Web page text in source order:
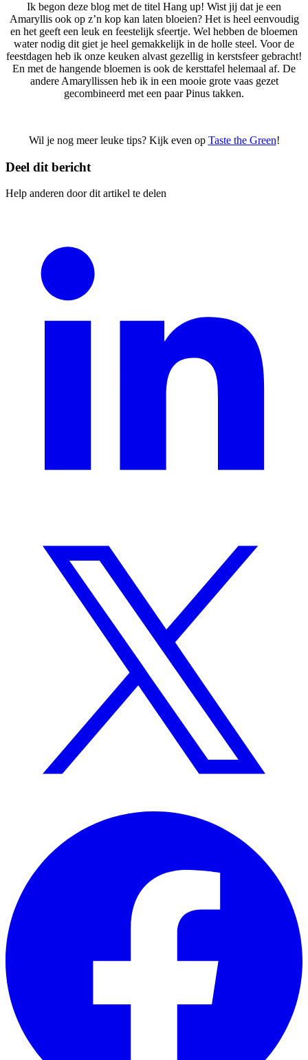
Ik begon deze blog met de titel Hang up! Wist jij dat je een
Amaryllis ook op z’n kop kan laten bloeien? Het is heel eenvoudig
en het geeft een leuk en feestelijk sfeertje. Wel hebben de bloemen
water nodig dit giet je heel gemakkelijk in de holle steel. Voor de
feestdagen heb ik onze keuken alvast gezellig in kerstsfeer gebracht!
En met de hangende bloemen is ook de kersttafel helemaal af. De
andere Amaryllissen heb ik in een mooie grote vaas gezet
gecombineerd met een paar Pinus takken.
Wil je nog meer leuke tips? Kijk even op Taste the Green!
Deel dit bericht
Help anderen door dit artikel te delen